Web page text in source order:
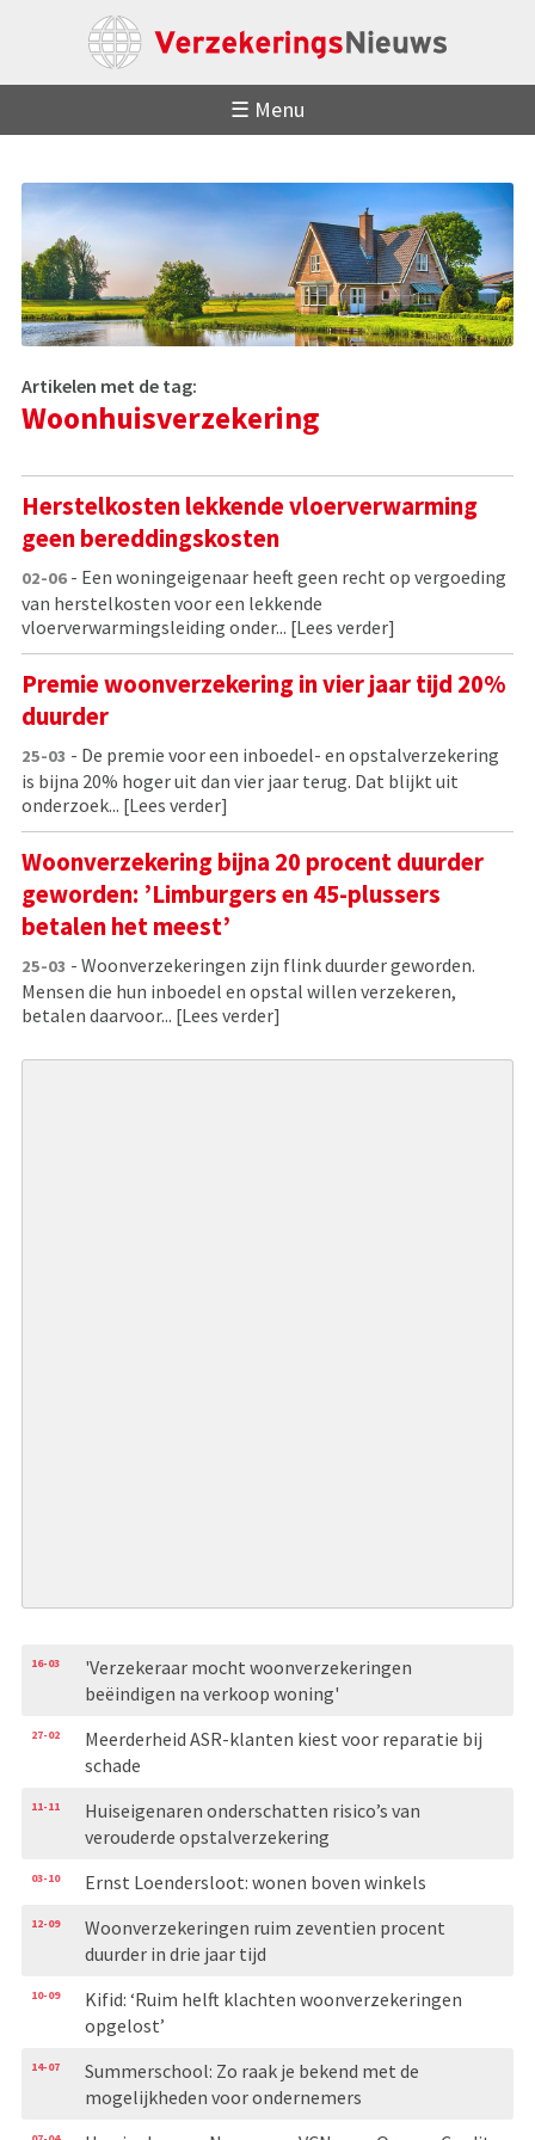
☰ Menu
Artikelen met de tag:
Woonhuisverzekering
Herstelkosten lekkende vloerverwarming
geen bereddingskosten
02-06- Een woningeigenaar heeft geen recht op vergoeding
van herstelkosten voor een lekkende
vloerverwarmingsleiding onder... [Lees verder]
Premie woonverzekering in vier jaar tijd 20%
duurder
25-03 - De premie voor een inboedel- en opstalverzekering
is bijna 20% hoger uit dan vier jaar terug. Dat blijkt uit
onderzoek... [Lees verder]
Woonverzekering bijna 20 procent duurder
geworden: ’Limburgers en 45-plussers
betalen het meest’
25-03 - Woonverzekeringen zijn flink duurder geworden.
Mensen die hun inboedel en opstal willen verzekeren,
betalen daarvoor... [Lees verder]
16-03
'Verzekeraar mocht woonverzekeringen
beëindigen na verkoop woning'
27-02
Meerderheid ASR-klanten kiest voor reparatie bij
schade
11-11
Huiseigenaren onderschatten risico’s van
verouderde opstalverzekering
03-10 Ernst Loendersloot: wonen boven winkels
12-09
Woonverzekeringen ruim zeventien procent
duurder in drie jaar tijd
10-09
Kifid: ‘Ruim helft klachten woonverzekeringen
opgelost’
14-07
Summerschool: Zo raak je bekend met de
mogelijkheden voor ondernemers